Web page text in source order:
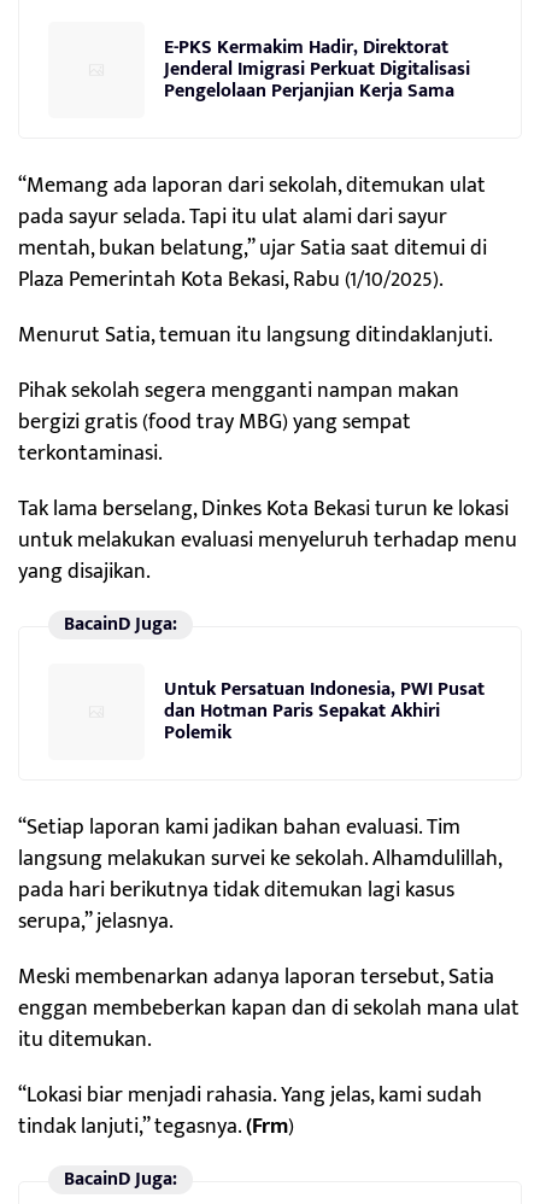
E-PKS Kermakim Hadir, Direktorat
Jenderal Imigrasi Perkuat Digitalisasi
Pengelolaan Perjanjian Kerja Sama
“Memang ada laporan dari sekolah, ditemukan ulat
pada sayur selada. Tapi itu ulat alami dari sayur
mentah, bukan belatung,” ujar Satia saat ditemui di
Plaza Pemerintah Kota Bekasi, Rabu (1/10/2025).
Menurut Satia, temuan itu langsung ditindaklanjuti.
Pihak sekolah segera mengganti nampan makan
bergizi gratis (food tray MBG) yang sempat
terkontaminasi.
Tak lama berselang, Dinkes Kota Bekasi turun ke lokasi
untuk melakukan evaluasi menyeluruh terhadap menu
yang disajikan.
BacainD Juga:
Untuk Persatuan Indonesia, PWI Pusat
dan Hotman Paris Sepakat Akhiri
Polemik
“Setiap laporan kami jadikan bahan evaluasi. Tim
langsung melakukan survei ke sekolah. Alhamdulillah,
pada hari berikutnya tidak ditemukan lagi kasus
serupa,” jelasnya.
Meski membenarkan adanya laporan tersebut, Satia
enggan membeberkan kapan dan di sekolah mana ulat
itu ditemukan.
“Lokasi biar menjadi rahasia. Yang jelas, kami sudah
tindak lanjuti,” tegasnya.(Frm)
BacainD Juga: